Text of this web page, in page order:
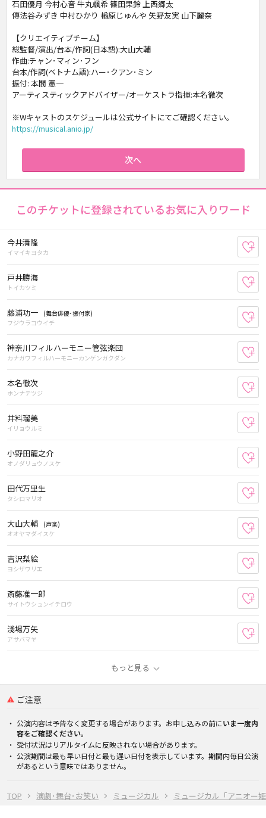
TOP 演劇･舞台･お笑い ミュージカル ミュージカル「アニオー
石田優月 今村心音 牛丸颯希 篠田果鈴 上西郷太
傳法谷みずき 中村ひかり 楢原じゅんや 矢野友実 山下麗奈
【クリエイティブチーム】
総監督/演出/台本/作詞(日本語):大山大輔
作曲:チャン･マィン･フン
台本/作詞(ベトナム語):ハー･クアン･ミン
振付: 本間 憲一
アーティスティックアドバイザー/オーケストラ指揮:本名徹次
※Wキャストのスケジュールは公式サイトにてご確認ください。
https://musical.anio.jp/
次へ
このチケットに登録されているお気に入りワード
今井清隆
イマイキヨタカ
戸井勝海
トイカツミ
藤浦功一
(舞台俳優･振付家)
フジウラコウイチ
神奈川フィルハーモニー管弦楽団
カナガワフィルハーモニーカンゲンガクダン
本名徹次
ホンナテツジ
井料瑠美
イリョウルミ
小野田龍之介
オノダリュウノスケ
田代万里生
タシロマリオ
大山大輔
(声楽)
オオヤマダイスケ
吉沢梨絵
ヨシザワリエ
斎藤准一郎
サイトウシュンイチロウ
淺場万矢
アサバマヤ
もっと見る
ご注意
公演内容は予告なく変更する場合があります。お申し込みの前にいま一度内
容をご確認ください。
受付状況はリアルタイムに反映されない場合があります。
公演期間は最も早い日付と最も遅い日付を表示しています。期間内毎日公演
があるという意味ではありません。